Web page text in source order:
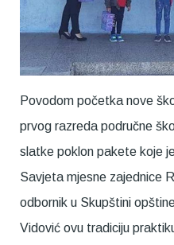
Povodom početka nove
prvog razreda područne
slatke poklon pakete koje
Savjeta mjesne zajednice
odbornik u Skupštini
Vidović ovu tradiciju